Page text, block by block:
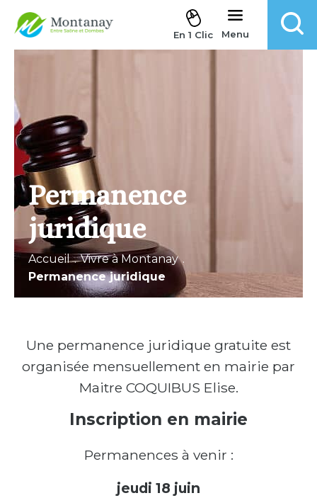
Aller au contenu
En 1 Clic Menu
Permanence
juridique
Accueil . Vivre à Montanay .
Permanence juridique
Une permanence juridique gratuite est
organisée mensuellement en mairie par
Maitre COQUIBUS Elise.
Inscription en mairie
Permanences à venir :
jeudi 18 juin